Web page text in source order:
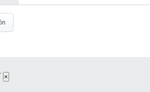
×